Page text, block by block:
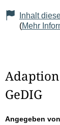
Inhalt
(Mehr
Adaption
GeDIG
Angegeben